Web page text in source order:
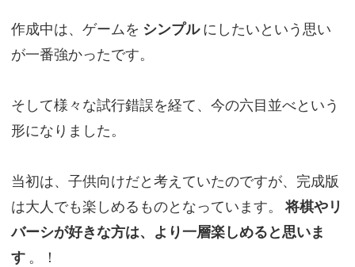
作成中は、ゲームを シンプル にしたいという思い
が一番強かったです。
そして様々な試行錯誤を経て、今の六目並べという
形になりました。
当初は、子供向けだと考えていたのですが、完成版
は大人でも楽しめるものとなっています。
将棋やリ
バーシが好きな方は、より一層楽しめると思いま
す 。！